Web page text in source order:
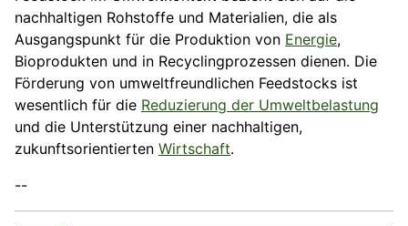
nachhaltigen Rohstoffe und Materialien, die als
Ausgangspunkt für die Produktion von Energie,
Bioprodukten und in Recyclingprozessen dienen. Die
Förderung von umweltfreundlichen Feedstocks ist
wesentlich für die Reduzierung der Umweltbelastung
und die Unterstützung einer nachhaltigen,
zukunftsorientierten Wirtschaft.
--